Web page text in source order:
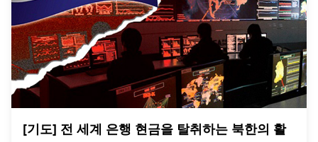
[기도] 전 세계 은행 현금을 탈취하는 북한의 활